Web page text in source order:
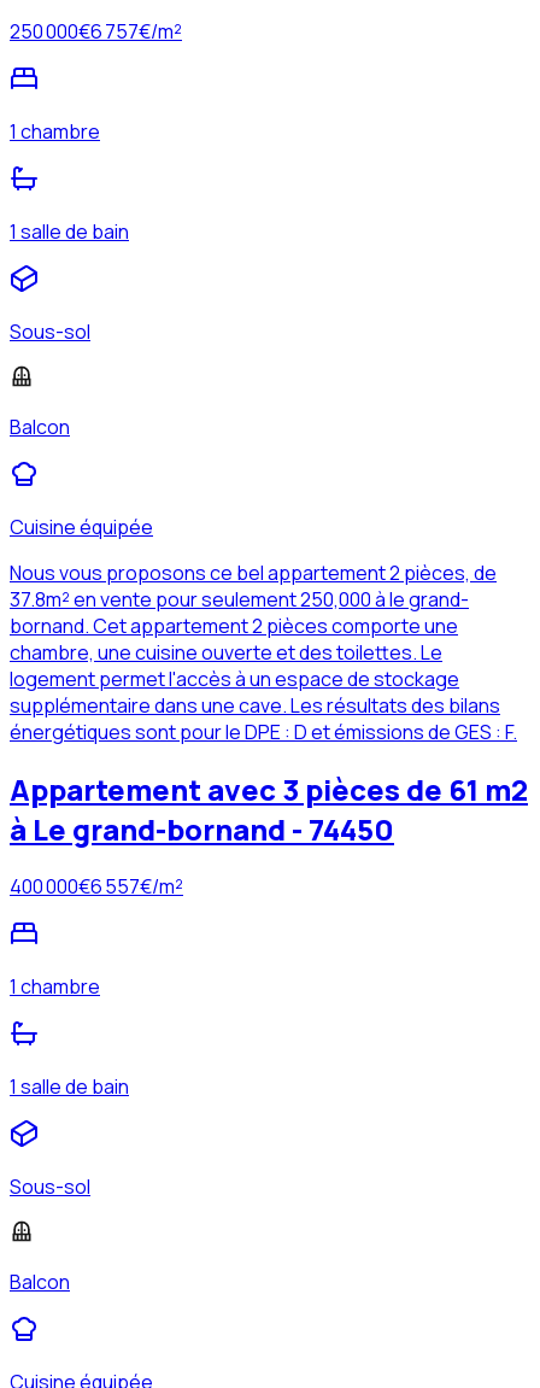
250 000€6 757€/m²
1 chambre
1 salle de bain
Sous-sol
Balcon
Cuisine équipée
Nous vous proposons ce bel appartement 2 pièces, de
37.8m² en vente pour seulement 250,000 à le grand-
bornand. Cet appartement 2 pièces comporte une
chambre, une cuisine ouverte et des toilettes. Le
logement permet l'accès à un espace de stockage
supplémentaire dans une cave. Les résultats des bilans
énergétiques sont pour le DPE : D et émissions de GES : F.
Appartement avec 3 pièces de 61 m2
à Le grand-bornand - 74450
400 000€6 557€/m²
1 chambre
1 salle de bain
Sous-sol
Balcon
Cuisine équipée